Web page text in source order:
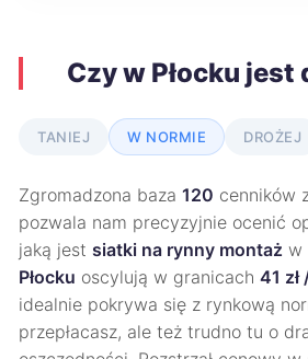
Czy w Płocku jest
TANIEJ W NORMIE DROŻEJ
Zgromadzona baza 120 cenników
pozwala nam precyzyjnie ocenić
jaką jest siatki na rynny montaż w
Płocku oscylują w granicach 41 zł
idealnie pokrywa się z rynkową
przepłacasz, ale też trudno tu o